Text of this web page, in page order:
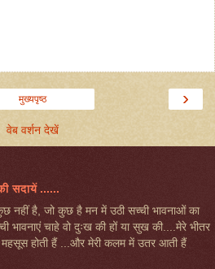
›
मुख्यपृष्ठ
वेब वर्शन देखें
सदायें ......
नहीं है, जो कुछ है मन में उठी सच्ची भावनाओं का
भावनाएं चाहे वो दुःख की हों या सुख की....मेरे भीतर
होती हैं ...और मेरी कलम में उतर आती हैं